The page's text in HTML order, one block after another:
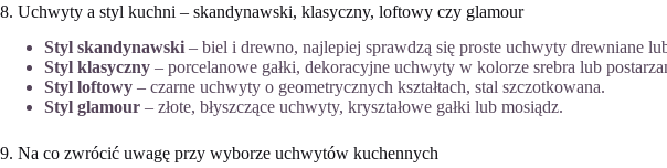
8. Uchwyty a styl kuchni – skandynawski, klasyczny, loftowy czy glamour
Styl skandynawski – biel i drewno, najlepiej sprawdzą się proste uchwyty drewniane
Styl klasyczny – porcelanowe gałki, dekoracyjne uchwyty w kolorze srebra lub
Styl loftowy – czarne uchwyty o geometrycznych kształtach, stal szczotkowana.
Styl glamour – złote, błyszczące uchwyty, kryształowe gałki lub mosiądz.
9. Na co zwrócić uwagę przy wyborze uchwytów kuchennych